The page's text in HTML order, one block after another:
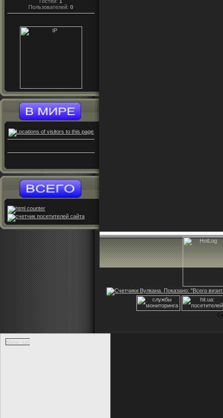
Пользователей:0
Мини-чат